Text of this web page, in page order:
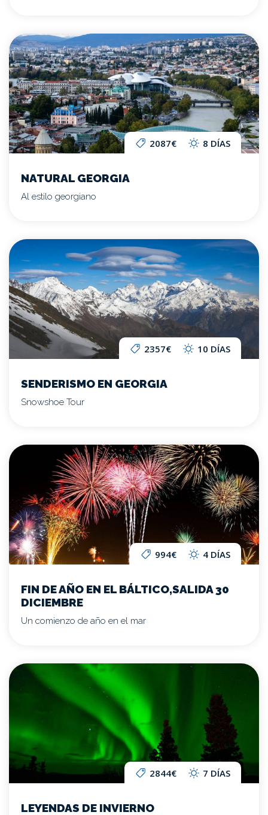
2087€ 8 DÍAS
NATURAL GEORGIA
Al estilo georgiano
2357€ 10 DÍAS
SENDERISMO EN GEORGIA
Snowshoe Tour
994€ 4 DÍAS
FIN DE AÑO EN EL BÁLTICO,SALIDA 30
DICIEMBRE
Un comienzo de año en el mar
2844€ 7 DÍAS
LEYENDAS DE INVIERNO